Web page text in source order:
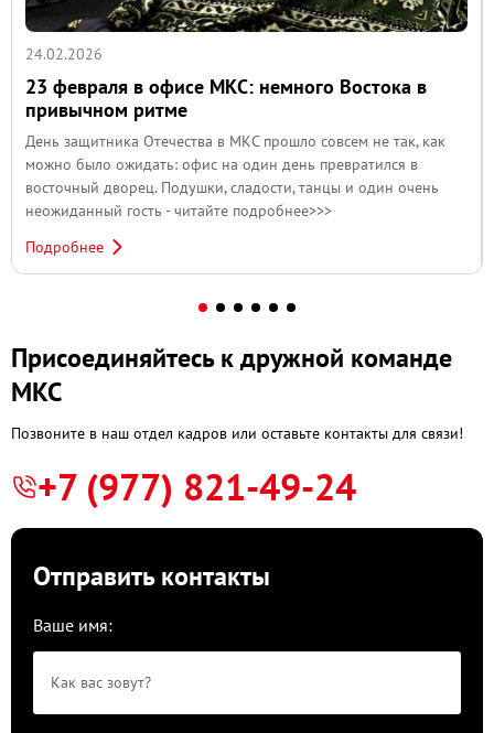
24.02.2026
23 февраля в офисе МКС: немного Востока в
привычном ритме
День защитника Отечества в МКС прошло совсем не так, как
можно было ожидать: офис на один день превратился в
восточный дворец. Подушки, сладости, танцы и один очень
неожиданный гость - читайте подробнее>>>
Подробнее
Присоединяйтесь к дружной команде
МКС
Позвоните в наш отдел кадров или оставьте контакты для связи!
+7 (977) 821-49-24
Отправить контакты
Ваше имя: